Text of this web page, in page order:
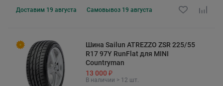
Доставим 19 августа Самовывоз 19 августа
Шина Sailun ATREZZO ZSR 225/55
R17 97Y RunFlat для MINI
Countryman
13 000 ₽
В наличии > 12 шт.